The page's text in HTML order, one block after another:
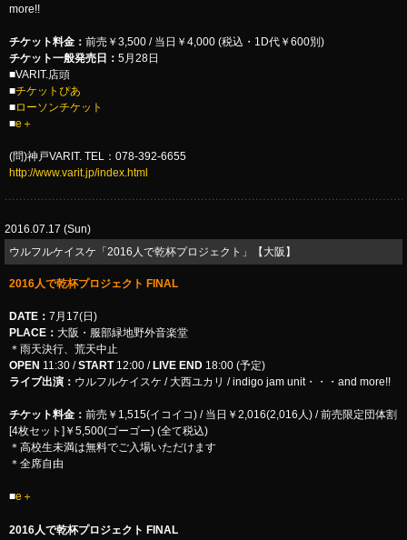
more!!
チケット料金： 前売￥3,500 / 当日￥4,000 (税込・1D代￥600別)
チケット一般発売日： 5月28日
■VARIT.店頭
■チケットぴあ
■ローソンチケット
■e＋
(問)神戸VARIT. TEL：078-392-6655
http://www.varit.jp/index.html
2016.07.17 (Sun)
​ウルフルケイスケ「2016人で乾杯プロジェクト」【大阪】
2016人で乾杯プロジェクト FINAL
DATE： 7月17(日)
PLACE： 大阪・服部緑地野外音楽堂
＊雨天決行、荒天中止
OPEN 11:30 /START12:00 / LIVE END 18:00 (予定)
ライブ出演： ウルフルケイスケ / 大西ユカリ / indigo jam unit・・・and more!!
チケット料金： 前売￥1,515(イコイコ) / 当日￥2,016(2,016人) / 前売限定団体割
[4枚セット]￥5,500(ゴーゴー) (全て税込)
＊高校生未満は無料でご入場いただけます
＊全席自由
■e＋
2016人で乾杯プロジェクト FINAL